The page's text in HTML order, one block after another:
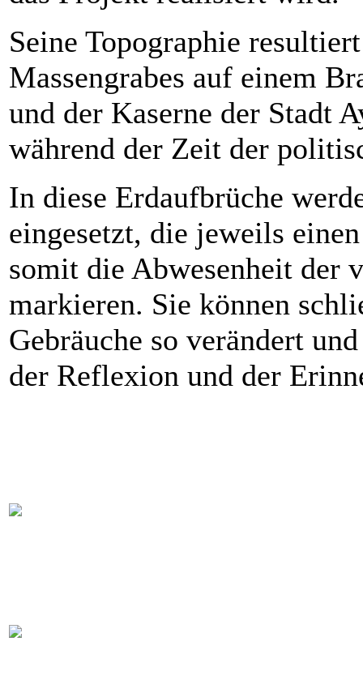
Seine Topographie
Massengrabes auf einem
und der Kaserne der Stadt
während der Zeit der
In diese Erdaufbrüche
eingesetzt, die jeweils
somit die Abwesenheit der
markieren. Sie können
Gebräuche so verändert
der Reflexion und der